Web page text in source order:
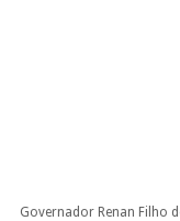
Governador Renan Filho